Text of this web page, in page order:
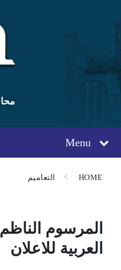
content
main
navigation
footer
Menu
HOME التعاميم
المرسوم
العربية للاعلان